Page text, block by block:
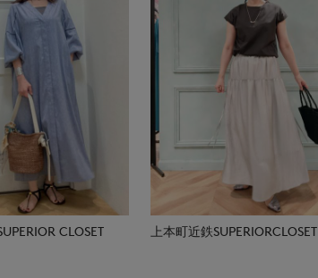
CLOSET 上本町近鉄SUPERIORCLOSET